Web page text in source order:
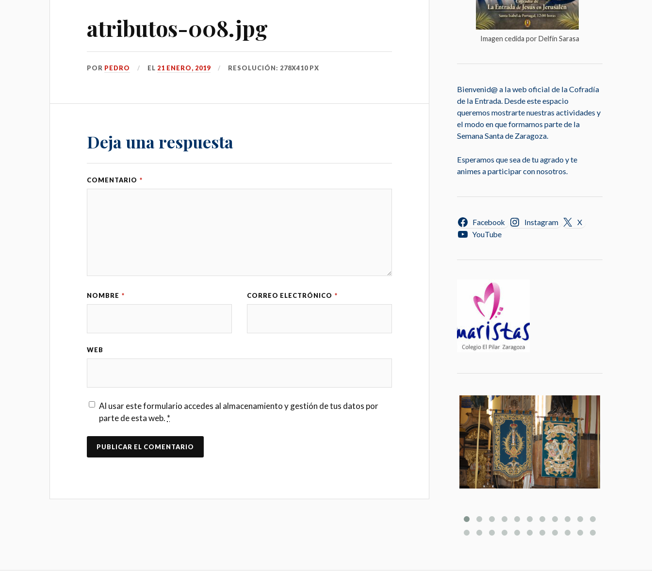
atributos-008.jpg
POR PEDRO EL 21 ENERO, 2019 RESOLUCIÓN: 278X410 PX
Deja una respuesta
COMENTARIO *
NOMBRE * CORREO ELECTRÓNICO *
WEB
Al usar este formulario accedes al almacenamiento y gestión de tus datos por
parte de esta web. *
Imagen cedida por Delfín Sarasa
Bienvenid@ a la web oficial de la Cofradía
de la Entrada. Desde este espacio
queremos mostrarte nuestras actividades y
el modo en que formamos parte de la
Semana Santa de Zaragoza.
Esperamos que sea de tu agrado y te
animes a participar con nosotros.
Facebook Instagram
X
YouTube